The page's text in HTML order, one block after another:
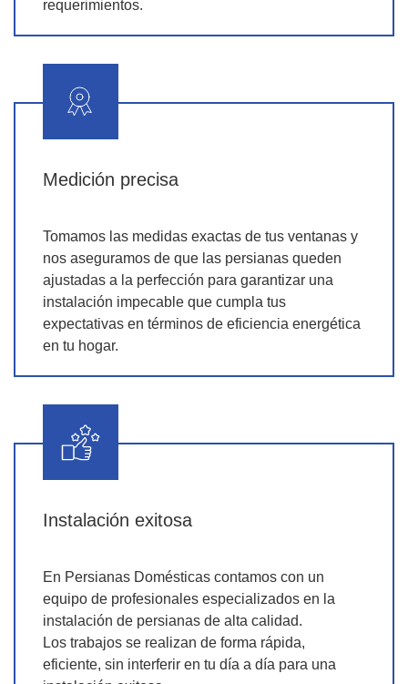
requerimientos.
Medición precisa
Tomamos las medidas exactas de tus ventanas y
nos aseguramos de que las persianas queden
ajustadas a la perfección para garantizar una
instalación impecable que cumpla tus
expectativas en términos de eficiencia energética
en tu hogar.
Instalación exitosa
En Persianas Domésticas contamos con un
equipo de profesionales especializados en la
instalación de persianas de alta calidad.
Los trabajos se realizan de forma rápida,
eficiente, sin interferir en tu día a día para una